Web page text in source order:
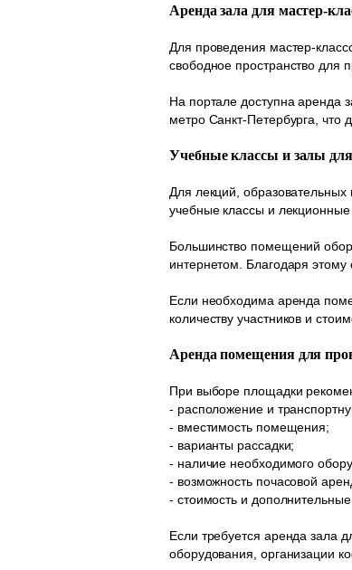
Аренда зала для мастер-
Для проведения мастер-
свободное пространство для
На портале доступна аренда
метро Санкт-Петербурга, что
Учебные классы и залы
Для лекций,
учебные классы и лекционные
Большинство помещений
интернетом. Благодаря
Если необходима аренда
количеству участников и
Аренда помещения для
При выборе площадки
- расположение и
- вместимость помещения;
- варианты рассадки;
- наличие необходимого
- возможность почасовой
- стоимость и дополнительные
Если требуется аренда зала
оборудования, организации